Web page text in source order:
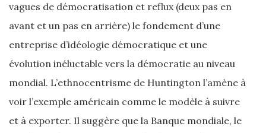
vagues de démocratisation et reflux (deux pas en
avant et un pas en arrière) le fondement d’une
entreprise d’idéologie démocratique et une
évolution inéluctable vers la démocratie au niveau
mondial. L’ethnocentrisme de Huntington l’amène à
voir l’exemple américain comme le modèle à suivre
et à exporter. Il suggère que la Banque mondiale, le